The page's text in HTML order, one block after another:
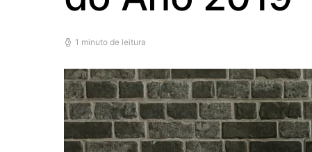
1 minuto de leitura